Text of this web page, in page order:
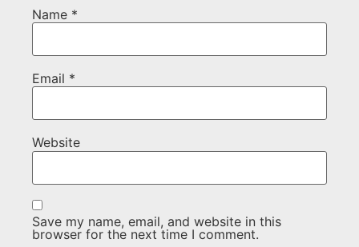
Name *
Email *
Website
Save my name, email, and website in this
browser for the next time I comment.